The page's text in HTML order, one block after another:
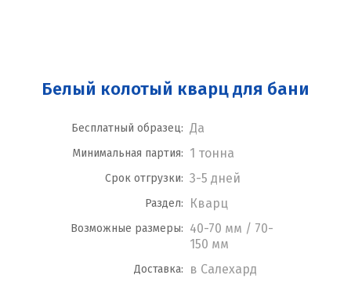
Белый колотый кварц для бани
Бесплатный образец: Да
Минимальная партия: 1 тонна
Срок отгрузки: 3-5 дней
Раздел: Кварц
Возможные размеры: 40-70 мм / 70-
150 мм
Доставка: в Салехард